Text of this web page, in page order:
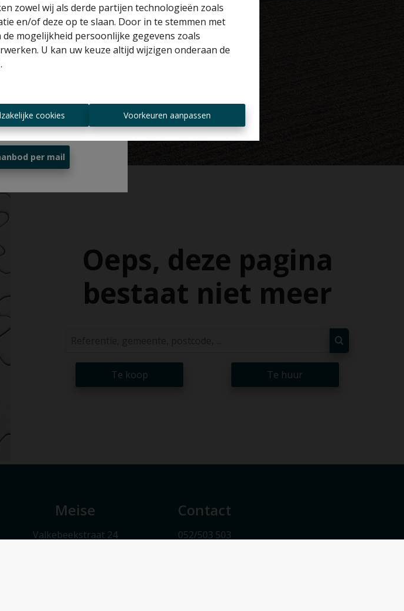
zowel wij als derde partijen technologieën zoals
en/of deze op te slaan. Door in te stemmen met
mogelijkheid persoonlijke gegevens zoals
U kan uw keuze altijd wijzigen onderaan de
cookies Voorkeuren aanpassen
Oeps, deze pagina
bestaat niet meer
Te koop Te huur
Meise
Valkebeekstraat 24
Contact
052/503 503
waarde van je huis?
de hoogte zijn van
per mail